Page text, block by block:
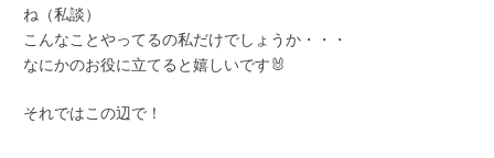
ね（私談）
こんなことやってるの私だけでしょうか・・・
なにかのお役に立てると嬉しいです🐰
それではこの辺で！